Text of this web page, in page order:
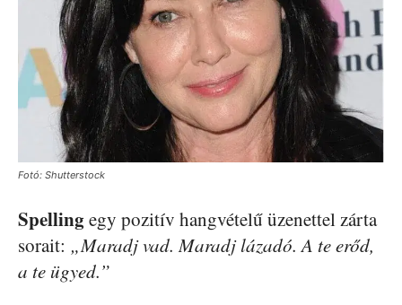
Fotó: Shutterstock
Spellingegy pozitív hangvételű üzenettel zárta
sorait: „Maradj vad. Maradj lázadó. A te erőd,
a te ügyed.”